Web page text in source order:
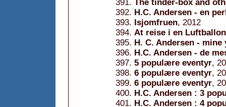
The tinder-box and
H.C. Andersen - en
Isjomfruen, 2012
At reise i en Luftballon
H. C. Andersen -
H.C. Andersen - de
5 populære eventyr,
6 populære eventyr,
6 populære eventyr,
H.C. Andersen : 3
H.C. Andersen : 4